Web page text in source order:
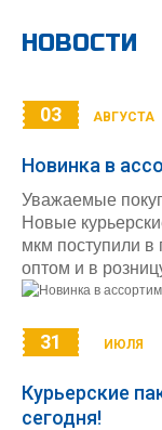
НОВОСТИ
03 АВГУСТА
Новинка в
Уважаемые
Новые
мкм поступили в
оптом и в
31 ИЮЛЯ
Курьерские
сегодня!